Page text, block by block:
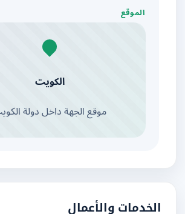
الموقع
الكويت
موقع الجهة داخل دولة الكويت
الخدمات والأعمال